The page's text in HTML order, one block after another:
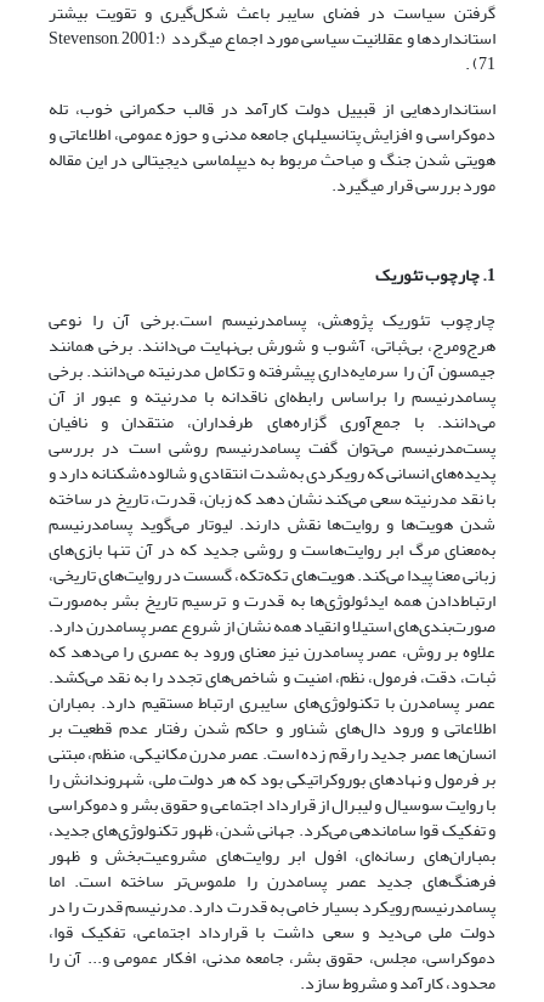
گرفتن سیاست در فضای سایبر باعث شکل‌گیری و تقویت بیشتر
استاندارد‏ها و عقلانیت سیاسی مورد اجماع می‏گردد (Stevenson, 2001:
71) .
استاندارد‏هایی از قبییل دولت کارآمد در قالب حکمرانی خوب، تله
دموکراسی و افزایش پتانسیل‏های جامعه مدنی و حوزه عمومی، اطلاعاتی و
هویتی شدن جنگ و مباحث مربوط به دیپلماسی دیجیتالی در این مقاله
مورد بررسی قرار می‏گیرد.
1. چارچوب تئوریک
چارچوب تئوریک پژوهش، پسامدرنیسم است.برخی آن را نوعی
هرج‌ومرج، بی‌ثباتی، آشوب و شورش بی‌نهایت می‌دانند. برخی همانند
جیمسون آن را سرمایه‌داری پیشرفته و تکامل مدرنیته می‌دانند. برخی
پسامدرنیسم را براساس رابطه‌ای ناقدانه با مدرنیته و عبور از آن
می‌دانند. با جمع‌آوری گزاره‌های طرفداران، منتقدان و نافیان
پست‌مدرنیسم می‌توان گفت پسامدرنیسم روشی است در بررسی
پدیده‌های انسانی که رویکردی به‌شدت انتقادی و شالوده‌شکنانه دارد و
با نقد مدرنیته سعی می‌کند نشان دهد که زبان، قدرت، تاریخ در ساخته
شدن هویت‌ها و روایت‌ها نقش دارند. لیوتار می‌گوید پسامدرنیسم
به‌معنای مرگ ابر روایت‌هاست و روشی جدید که در آن تنها بازی‌های
زبانی معنا پیدا می‌کند. هویت‌های تکه‌تکه، گسست در روایت‌های تاریخی،
ارتباط‌دادن همه ایدئولوژی‌ها به قدرت و ترسیم تاریخ بشر به‌صورت
صورت‌بندی‌های استیلا و انقیاد همه نشان از شروع عصر پسامدرن دارد.
علاوه بر روش، عصر پسامدرن نیز معنای ورود به عصری را می‌دهد که
ثبات، دقت، فرمول، نظم، امنیت و شاخص‌های تجدد را به نقد می‌کشد.
عصر پسامدرن با تکنولوژی‌های سایبری ارتباط مستقیم دارد. بمباران
اطلاعاتی و ورود دال‌های شناور و حاکم شدن رفتار عدم قطعیت بر
انسان‌ها عصر جدید را رقم زده است. عصر مدرن مکانیکی، منظم، مبتنی
بر فرمول و نهادهای بوروکراتیکی بود که هر دولت ملی، شهروندانش را
با روایت سوسیال و لیبرال از قرارداد اجتماعی و حقوق بشر و دموکراسی
و تفکیک قوا ساماندهی می‌کرد. جهانی شدن، ظهور تکنولوژی‌های جدید،
بمباران‌های رسانه‌‌ای، افول ابر روایت‌های مشروعیت‌بخش و ظهور
فرهنگ‌های جدید عصر پسامدرن را ملموس‌تر ساخته است. اما
پسامدرنیسم رویکرد بسیار خامی به قدرت دارد. مدرنیسم قدرت را در
دولت ملی می‌دید و سعی داشت با قرارداد اجتماعی، تفکیک قوا،
دموکراسی، مجلس، حقوق بشر، جامعه مدنی، افکار عمومی و... آن را
محدود، کارآمد و مشروط سازد.